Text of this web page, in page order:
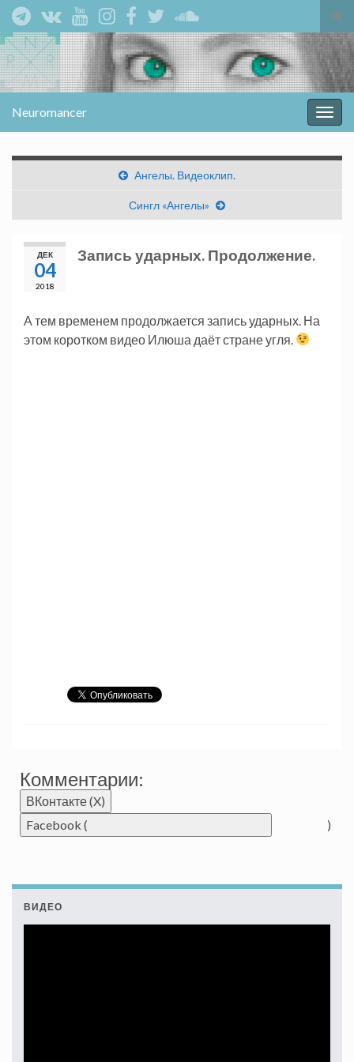
Вкл/
Search for:
Вкл/
выкл
Neuromancer
Ангелы. Видеоклип.
Сингл «Ангелы»
ДЕК
04
2018
Запись ударных. Продолжение.
А тем временем продолжается запись ударных. На
этом коротком видео Илюша даёт стране угля.
Комментарии:
ВКонтакте (X)
Facebook (
)
ВИДЕО